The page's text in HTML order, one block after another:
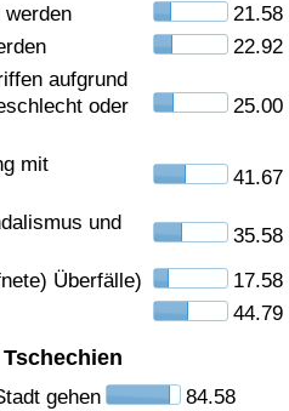
werden
21.58
22.92
aufgrund
oder
25.00
mit
41.67
und
35.58
Überfälle)
17.58
44.79
gehen 84.58
nach Land
(aktuell)
nach Land